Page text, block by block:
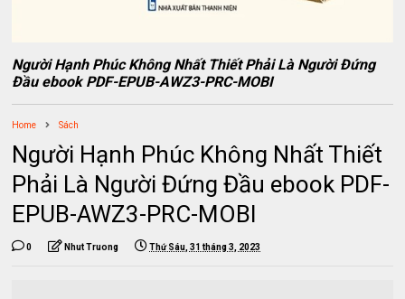
Người Hạnh Phúc Không Nhất Thiết Phải Là Người Đứng
Đầu ebook PDF-EPUB-AWZ3-PRC-MOBI
Home Sách
Người Hạnh Phúc Không Nhất Thiết
Phải Là Người Đứng Đầu ebook PDF-
EPUB-AWZ3-PRC-MOBI
0 Nhut Truong Thứ Sáu, 31 tháng 3, 2023